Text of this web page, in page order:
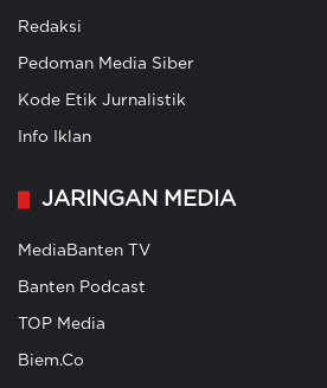
Redaksi
Pedoman Media Siber
Kode Etik Jurnalistik
Info Iklan
JARINGAN MEDIA
MediaBanten TV
Banten Podcast
TOP Media
Biem.Co